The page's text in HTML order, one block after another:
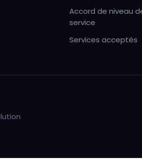
Accord de niveau
service
Services acceptés